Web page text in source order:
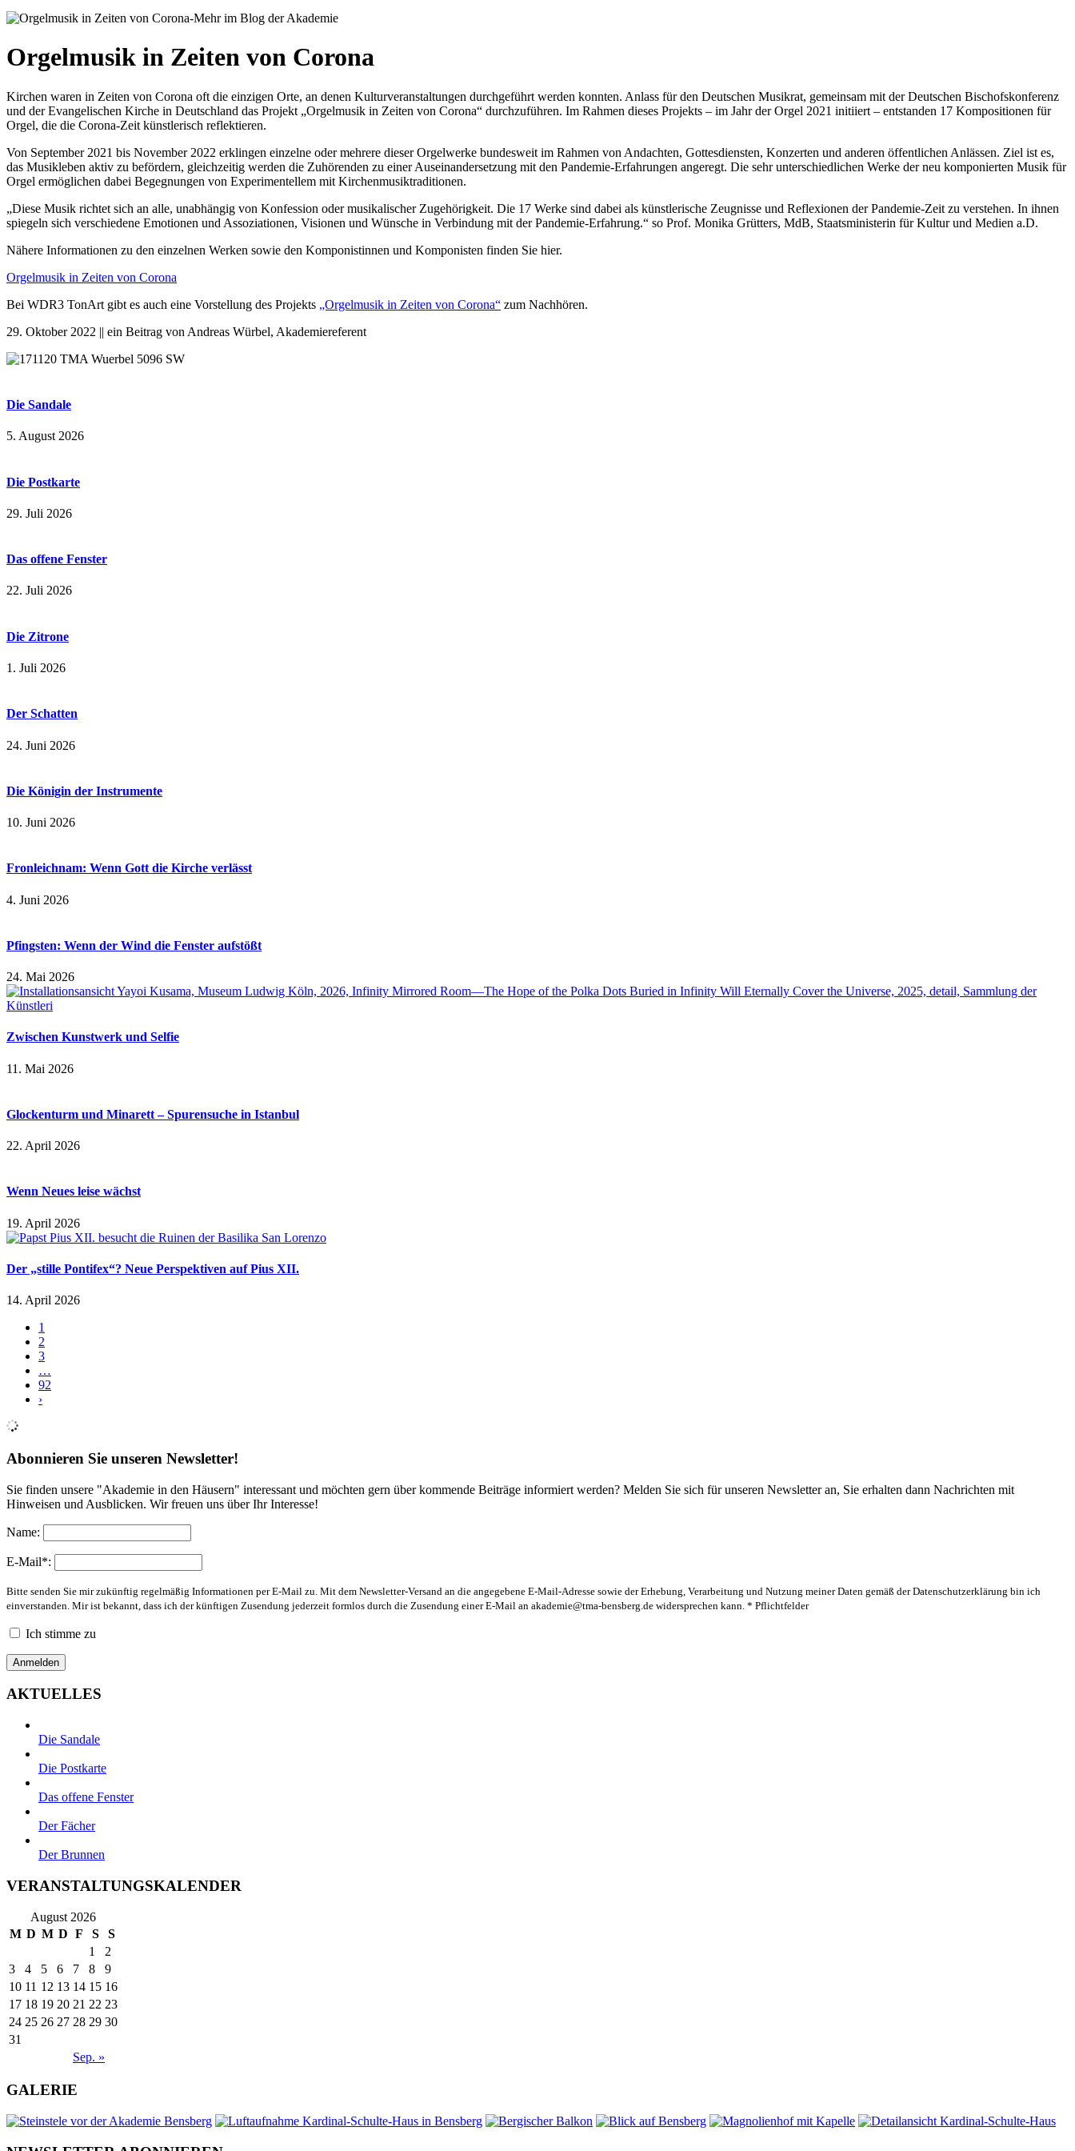
Orgelmusik in Zeiten von Corona
Kirchen waren in Zeiten von Corona oft die einzigen Orte, an denen Kulturveranstaltungen durchgeführt werden konnten. Anlass für den Deutschen Musikrat, gemeinsam mit der Deutschen Bischofskonferenz
und der Evangelischen Kirche in Deutschland das Projekt „Orgelmusik in Zeiten von Corona“ durchzuführen. Im Rahmen dieses Projekts – im Jahr der Orgel 2021 initiiert – entstanden 17 Kompositionen für
Orgel, die die Corona-Zeit künstlerisch reflektieren.
Von September 2021 bis November 2022 erklingen einzelne oder mehrere dieser Orgelwerke bundesweit im Rahmen von Andachten, Gottesdiensten, Konzerten und anderen öffentlichen Anlässen. Ziel ist es,
das Musikleben aktiv zu befördern, gleichzeitig werden die Zuhörenden zu einer Auseinandersetzung mit den Pandemie-Erfahrungen angeregt. Die sehr unterschiedlichen Werke der neu komponierten Musik für
Orgel ermöglichen dabei Begegnungen von Experimentellem mit Kirchenmusiktraditionen.
„Diese Musik richtet sich an alle, unabhängig von Konfession oder musikalischer Zugehörigkeit. Die 17 Werke sind dabei als künstlerische Zeugnisse und Reflexionen der Pandemie-Zeit zu verstehen. In ihnen
spiegeln sich verschiedene Emotionen und Assoziationen, Visionen und Wünsche in Verbindung mit der Pandemie-Erfahrung.“ so Prof. Monika Grütters, MdB, Staatsministerin für Kultur und Medien a.D.
Nähere Informationen zu den einzelnen Werken sowie den Komponistinnen und Komponisten finden Sie hier.
Orgelmusik in Zeiten von Corona
Bei WDR3 TonArt gibt es auch eine Vorstellung des Projekts „Orgelmusik in Zeiten von Corona“ zum Nachhören.
29. Oktober 2022 || ein Beitrag von Andreas Würbel, Akademiereferent
Die Sandale
5. August 2026
Die Postkarte
29. Juli 2026
Das offene Fenster
22. Juli 2026
Die Zitrone
1. Juli 2026
Der Schatten
24. Juni 2026
Die Königin der Instrumente
10. Juni 2026
Fronleichnam: Wenn Gott die Kirche verlässt
4. Juni 2026
Pfingsten: Wenn der Wind die Fenster aufstößt
24. Mai 2026
Zwischen Kunstwerk und Selfie
11. Mai 2026
Glockenturm und Minarett – Spurensuche in Istanbul
22. April 2026
Wenn Neues leise wächst
19. April 2026
Der „stille Pontifex“? Neue Perspektiven auf Pius XII.
14. April 2026
1
2
3
…
92
›
Abonnieren Sie unseren Newsletter!
Sie finden unsere "Akademie in den Häusern" interessant und möchten gern über kommende Beiträge informiert werden? Melden Sie sich für unseren Newsletter an, Sie erhalten dann Nachrichten mit
Hinweisen und Ausblicken. Wir freuen uns über Ihr Interesse!
Name:
E-Mail*:
Bitte senden Sie mir zukünftig regelmäßig Informationen per E-Mail zu. Mit dem Newsletter-Versand an die angegebene E-Mail-Adresse sowie der Erhebung, Verarbeitung und Nutzung meiner Daten gemäß der Datenschutzerklärung bin ich
einverstanden. Mir ist bekannt, dass ich der künftigen Zusendung jederzeit formlos durch die Zusendung einer E-Mail an akademie@tma-bensberg.de widersprechen kann. * Pflichtfelder
Ich stimme zu
AKTUELLES
Die Sandale
Die Postkarte
Das offene Fenster
Der Fächer
Der Brunnen
VERANSTALTUNGSKALENDER
August 2026
M D M D F S S
Sep. »
1
2
3
4 5 6 7 8
9
10 11 12 13 14 15 16
17 18 19 20 21 22 23
24 25 26 27 28 29 30
31
GALERIE